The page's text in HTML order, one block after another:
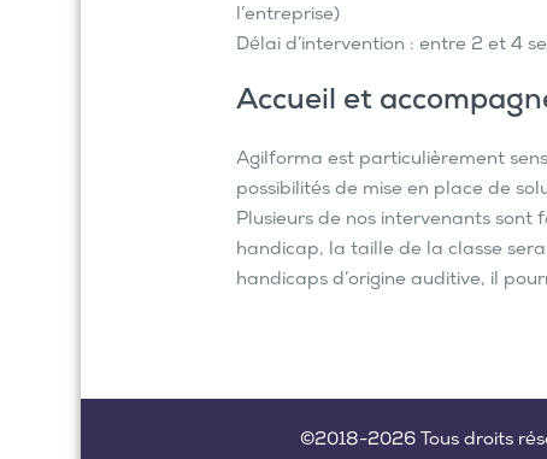
l’entreprise)
Délai d’intervention : entre 2 et 4
Accueil et
Agilforma est particulièrement
possibilités de mise en place de
Plusieurs de nos intervenants
handicap, la taille de la classe
handicaps d’origine auditive, il
©2018-2026 Tous droits